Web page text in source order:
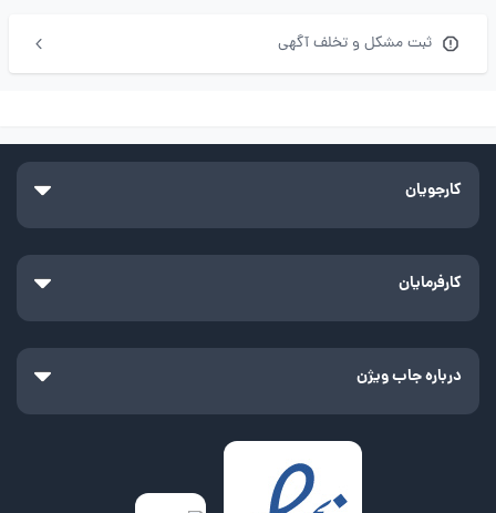
ثبت مشکل و تخلف آگهی
کارجویان
کارفرمایان
درباره جاب ویژن